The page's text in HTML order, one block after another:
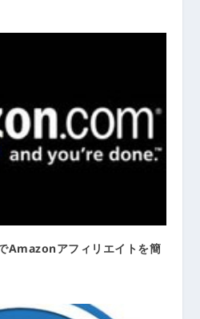
Amazonアフィリエイトを簡